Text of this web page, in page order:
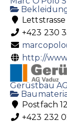
+423 230
http://
Gerüstbau AG
Postfach
+423 232